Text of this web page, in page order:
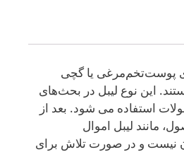
پوست‌تخم‌مرغی یا گچی
این نوع لیبل در بحث‌های
استفاده می شود. بعد از
مانند لیبل اموال
نیست و در صورت تلاش برای